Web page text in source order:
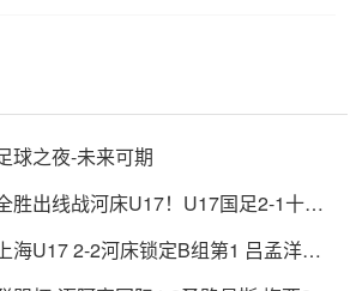
球之夜-未来可期
胜出线战河床U17！U17国足2-1十人
海U17 2-2河床锁定B组第1 吕孟洋点